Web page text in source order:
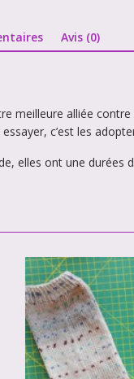
Avis (0)
meilleure alliée
c’est les
elles ont une durées